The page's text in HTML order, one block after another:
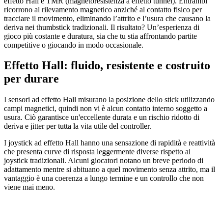
ricorrono al rilevamento magnetico anziché al contatto fisico per
tracciare il movimento, eliminando l’attrito e l’usura che causano la
deriva nei thumbstick tradizionali. Il risultato? Un’esperienza di
gioco più costante e duratura, sia che tu stia affrontando partite
competitive o giocando in modo occasionale.
Effetto Hall: fluido, resistente e costruito
per durare
I sensori ad effetto Hall misurano la posizione dello stick utilizzando
campi magnetici, quindi non vi è alcun contatto interno soggetto a
usura. Ciò garantisce un'eccellente durata e un rischio ridotto di
deriva e jitter per tutta la vita utile del controller.
I joystick ad effetto Hall hanno una sensazione di rapidità e reattività
che presenta curve di risposta leggermente diverse rispetto ai
joystick tradizionali. Alcuni giocatori notano un breve periodo di
adattamento mentre si abituano a quel movimento senza attrito, ma il
vantaggio è una coerenza a lungo termine e un controllo che non
viene mai meno.